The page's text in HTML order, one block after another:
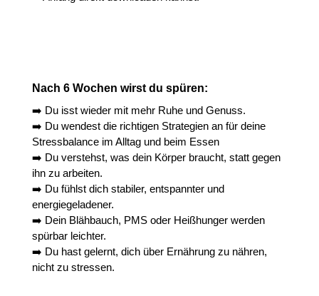
Nach 6 Wochen wirst du spüren:
➡️ Du isst wieder mit mehr Ruhe und Genuss.
➡️ Du wendest die richtigen Strategien an für deine
Stressbalance im Alltag und beim Essen
➡️ Du verstehst, was dein Körper braucht, statt gegen
ihn zu arbeiten.
➡️ Du fühlst dich stabiler, entspannter und
energiegeladener.
➡️ Dein Blähbauch, PMS oder Heißhunger werden
spürbar leichter.
➡️ Du hast gelernt, dich über Ernährung zu nähren,
nicht zu stressen.